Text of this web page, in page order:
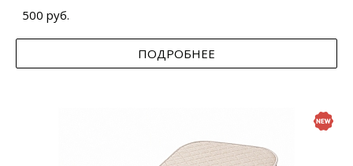
500 руб.
ПОДРОБНЕЕ